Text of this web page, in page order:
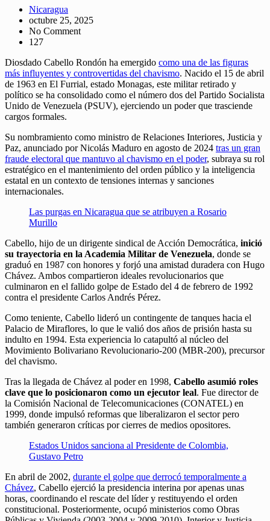
Nicaragua
octubre 25, 2025
No Comment
127
Diosdado Cabello Rondón ha emergido como una de las figuras
más influyentes y controvertidas del chavismo. Nacido el 15 de abril
de 1963 en El Furrial, estado Monagas, este militar retirado y
político se ha consolidado como el número dos del Partido Socialista
Unido de Venezuela (PSUV), ejerciendo un poder que trasciende
cargos formales.
Su nombramiento como ministro de Relaciones Interiores, Justicia y
Paz, anunciado por Nicolás Maduro en agosto de 2024 tras un gran
fraude electoral que mantuvo al chavismo en el poder, subraya su rol
estratégico en el mantenimiento del orden público y la inteligencia
estatal en un contexto de tensiones internas y sanciones
internacionales.
Las purgas en Nicaragua que se atribuyen a Rosario
Murillo
Cabello, hijo de un dirigente sindical de Acción Democrática, inició
su trayectoria en la Academia Militar de Venezuela, donde se
graduó en 1987 con honores y forjó una amistad duradera con Hugo
Chávez. Ambos compartieron ideales revolucionarios que
culminaron en el fallido golpe de Estado del 4 de febrero de 1992
contra el presidente Carlos Andrés Pérez.
Como teniente, Cabello lideró un contingente de tanques hacia el
Palacio de Miraflores, lo que le valió dos años de prisión hasta su
indulto en 1994. Esta experiencia lo catapultó al núcleo del
Movimiento Bolivariano Revolucionario-200 (MBR-200), precursor
del chavismo.
Tras la llegada de Chávez al poder en 1998, Cabello asumió roles
clave que lo posicionaron como un ejecutor leal. Fue director de
la Comisión Nacional de Telecomunicaciones (CONATEL) en
1999, donde impulsó reformas que liberalizaron el sector pero
también generaron críticas por cierres de medios opositores.
Estados Unidos sanciona al Presidente de Colombia,
Gustavo Petro
En abril de 2002, durante el golpe que derrocó temporalmente a
Chávez, Cabello ejerció la presidencia interina por apenas unas
horas, coordinando el rescate del líder y restituyendo el orden
constitucional. Posteriormente, ocupó ministerios como Obras